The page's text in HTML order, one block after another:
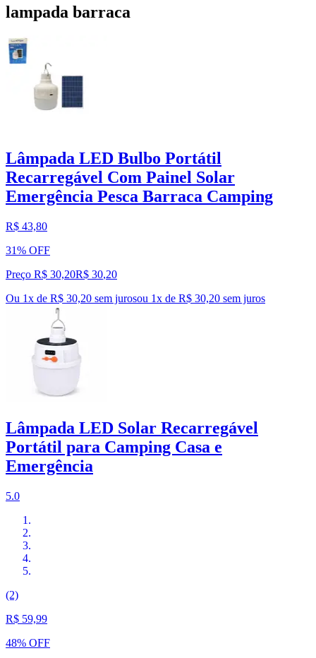
lampada barraca
Lâmpada LED Bulbo Portátil
Recarregável Com Painel Solar
Emergência Pesca Barraca Camping
R$ 43,80
31% OFF
Preço R$ 30,20R$ 30,20
Ou 1x de R$ 30,20 sem jurosou 1x de R$ 30,20 sem juros
Lâmpada LED Solar Recarregável
Portátil para Camping Casa e
Emergência
5.0
(2)
R$ 59,99
48% OFF